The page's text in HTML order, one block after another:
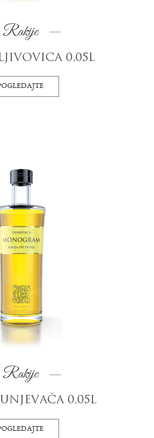
Rakije
0,05L
Rakije
0,05L